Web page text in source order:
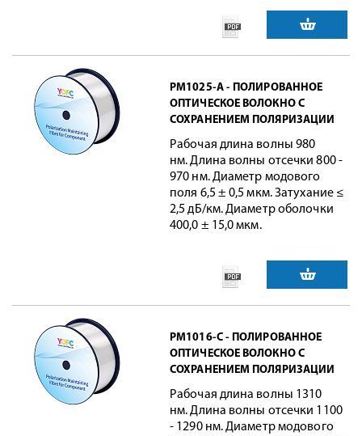
PM1025-A - ПОЛИРОВАННОЕ
ОПТИЧЕСКОЕ ВОЛОКНО С
СОХРАНЕНИЕМ ПОЛЯРИЗАЦИИ
Рабочая длина волны 980
нм. Длина волны отсечки 800 -
970 нм. Диаметр модового
поля 6,5 ± 0,5 мкм. Затухание ≤
2,5 дБ/км. Диаметр оболочки
400,0 ± 15,0 мкм.
PM1016-C - ПОЛИРОВАННОЕ
ОПТИЧЕСКОЕ ВОЛОКНО С
СОХРАНЕНИЕМ ПОЛЯРИЗАЦИИ
Рабочая длина волны 1310
нм. Длина волны отсечки 1100
- 1290 нм. Диаметр модового